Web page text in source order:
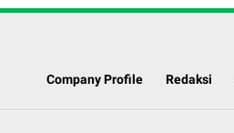
Company Profile Redaksi